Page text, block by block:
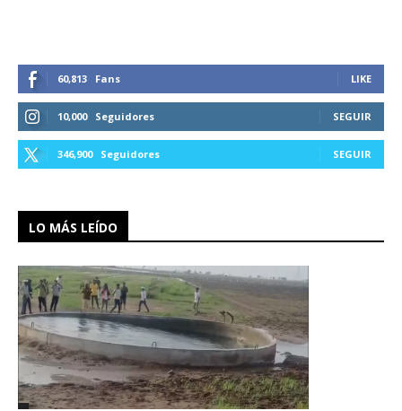
60,813 Fans LIKE
10,000 Seguidores SEGUIR
346,900 Seguidores SEGUIR
LO MÁS LEÍDO